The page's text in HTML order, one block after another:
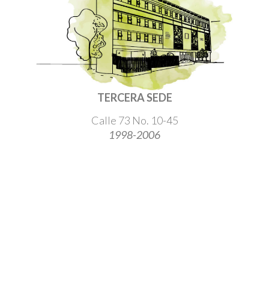
TERCERA SEDE
Calle 73 No. 10-45
1998-2006